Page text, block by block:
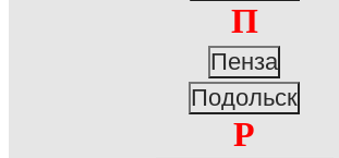
П
Пенза
Подольск
Р